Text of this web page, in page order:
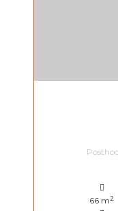
66 m2